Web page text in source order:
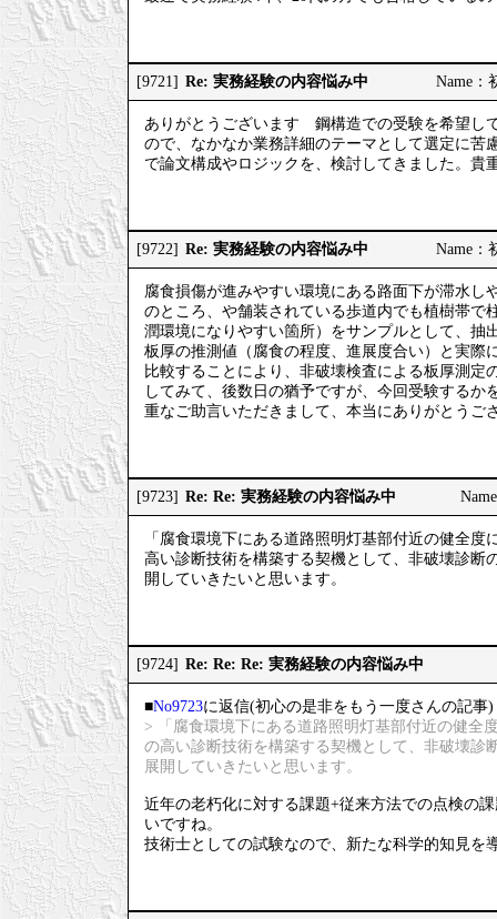
[9721] Re: 実務経験の内容悩み中 Name：
ありがとうございます 鋼構造での受験を希望し
ので、なかなか業務詳細のテーマとして選定に苦
で論文構成やロジックを、検討してきました。貴
[9722] Re: 実務経験の内容悩み中 Name：
腐食損傷が進みやすい環境にある路面下が滞水
のところ、や舗装されている歩道内でも植樹帯で
潤環境になりやすい箇所）をサンプルとして、抽
板厚の推測値（腐食の程度、進展度合い）と実際
比較することにより、非破壊検査による板厚測
してみて、後数日の猶予ですが、今回受験する
重なご助言いただきまして、本当にありがとうご
[9723] Re: Re: 実務経験の内容悩み中
「腐食環境下にある道路照明灯基部付近の健全
高い診断技術を構築する契機として、非破壊診断
開していきたいと思います。
[9724] Re: Re: Re: 実務経験の内容悩み中
■No9723に返信(初心の是非をもう一度さんの記事)
> 「腐食環境下にある道路照明灯基部付近の健全
の高い診断技術を構築する契機として、非破壊診
展開していきたいと思います。
近年の老朽化に対する課題+従来方法での点検の
いですね。
技術士としての試験なので、新たな科学的知見を